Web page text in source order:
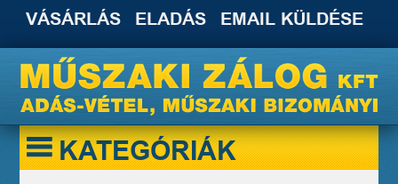
VÁSÁRLÁS ELADÁS EMAIL KÜLDÉSE
KATEGÓRIÁK